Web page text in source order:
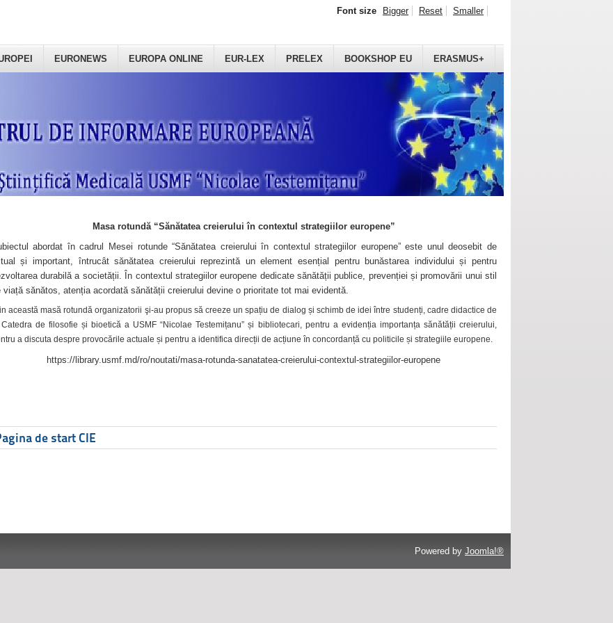
EURONEWS EUROPA ONLINE EUR-LEX PRELEX BOOKSHOP EU ERASMUS+
Font size Bigger Reset Smaller
Masa rotundă “Sănătatea creierului în contextul strategiilor europene”
abordat în cadrul Mesei rotunde “Sănătatea creierului în contextul strategiilor europene” este unul deosebit de
și important, întrucât sănătatea creierului reprezintă un element esențial pentru bunăstarea individului și pentru
durabilă a societății. În contextul strategiilor europene dedicate sănătății publice, prevenției și promovării unui stil
viață sănătos, atenția acordată sănătății creierului devine o prioritate tot mai evidentă.
această masă rotundă organizatorii şi-au propus să creeze un spațiu de dialog și schimb de idei între studenți, cadre didactice de
Catedra de filosofie și bioetică a USMF “Nicolae Testemițanu” și bibliotecari, pentru a evidenția importanța sănătății creierului,
a discuta despre provocările actuale și pentru a identifica direcții de acțiune în concordanță cu politicile și strategiile europene.
https://library.usmf.md/ro/noutati/masa-rotunda-sanatatea-creierului-contextul-strategiilor-europene
de start CIE
Powered by Joomla!®